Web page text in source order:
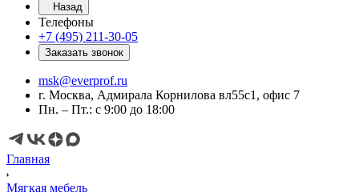
Назад
Телефоны
+7 (495) 211-30-05
Заказать звонок
msk@everprof.ru
г. Москва, Адмирала Корнилова вл55с1, офис 7
Пн. – Пт.: с 9:00 до 18:00
Главная
Мягкая мебель